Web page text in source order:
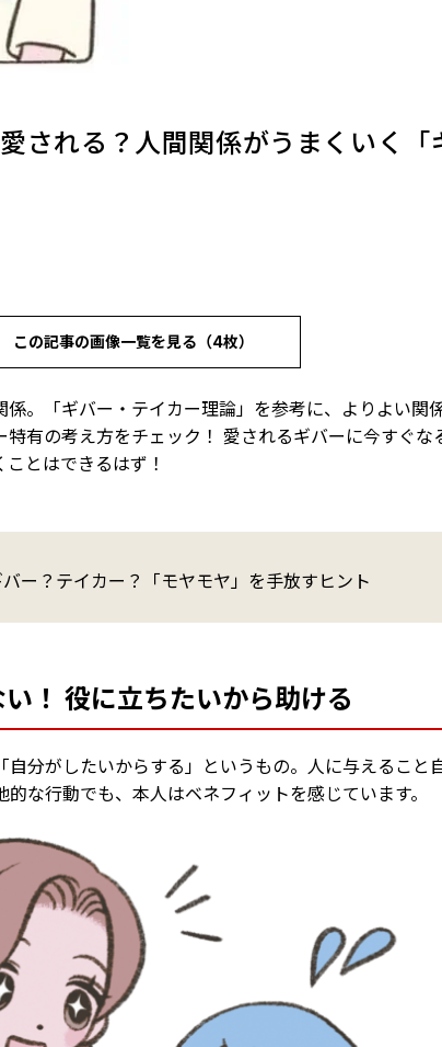
される？人間関係がうまくいく「
この記事の画像一覧を見る（4枚）
。「ギバー・テイカー理論」を参考に、よりよい関
有の考え方をチェック！ 愛されるギバーに今すぐな
とはできるはず！
ー？テイカー？「モヤモヤ」を手放すヒント
！ 役に立ちたいから助ける
分がしたいからする」というもの。人に与えること
な行動でも、本人はベネフィットを感じています。